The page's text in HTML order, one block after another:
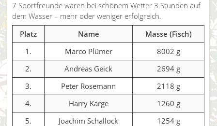
7 Sportfreunde waren bei schönem Wetter 3 Stunden auf
dem Wasser – mehr oder weniger erfolgreich.
Platz
Name
Masse (Fisch)
1.
Marco Plümer
8002 g
2.
Andreas Geick
2694 g
3.
Peter Rosemann
2118 g
4.
Harry Karge
1260 g
5.
Joachim Schallock
1254 g